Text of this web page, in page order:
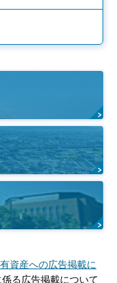
資産への広告掲載に
る広告掲載について